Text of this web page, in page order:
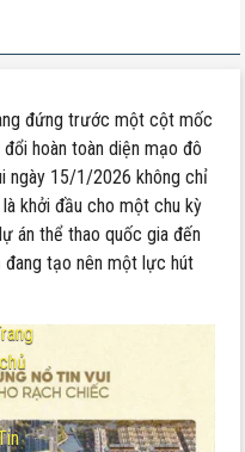
chủ
đứng trước một cột mốc
hoàn toàn diện mạo đô
ngày 15/1/2026 không chỉ
khởi đầu cho một chu kỳ
án thể thao quốc gia đến
tạo nên một lực hút